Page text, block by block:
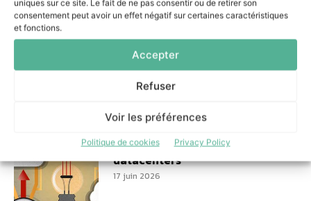
uniques sur ce site. Le fait de ne pas consentir ou de retirer son
consentement peut avoir un effet négatif sur certaines caractéristiques
et fonctions.
Accepter
Refuser
Voir les préférences
Politique de cookies Privacy Policy
parcours ancré dans
l’actualité
29 juin 2026
Cleansoft Academy
accompagne la montée en
puissance des métiers liés aux
datacenters
17 juin 2026